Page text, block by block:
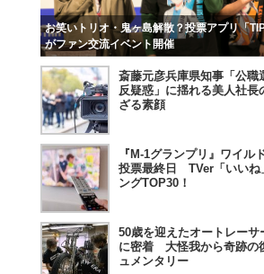
お笑いトリオ・鬼ヶ島解散？投票アプリ「
がファン交流イベント開催
斎藤元彦兵庫県知事「公職
反疑惑」に揺れる美人社長
ざる素顔
『M-1グランプリ』ワイル
投票最終日 TVer「いいね
ングTOP30！
50歳を迎えたオートレーサ
に密着 大怪我から奇跡の
ュメンタリー